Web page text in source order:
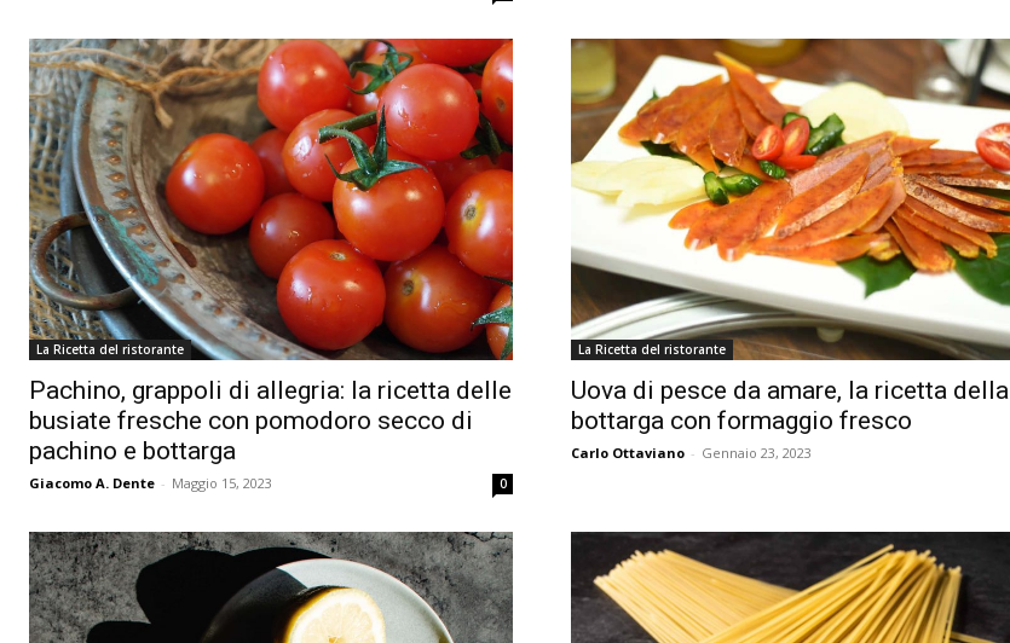
La Ricetta del ristorante
Pachino, grappoli di allegria: la ricetta delle
busiate fresche con pomodoro secco di
pachino e bottarga
Giacomo A. Dente - Maggio 15, 2023 0
La Ricetta del ristorante
Uova di pesce da amare, la ricetta della
bottarga con formaggio fresco
Carlo Ottaviano - Gennaio 23, 2023